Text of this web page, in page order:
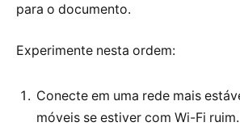
para o documento.
Experimente nesta ordem:
Conecte em uma rede mais
móveis se estiver com Wi-Fi ruim.